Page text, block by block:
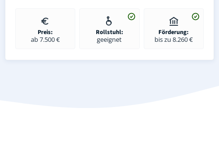
Preis:
ab 7.500 €
Rollstuhl:
geeignet
Förderung:
bis zu 8.260 €